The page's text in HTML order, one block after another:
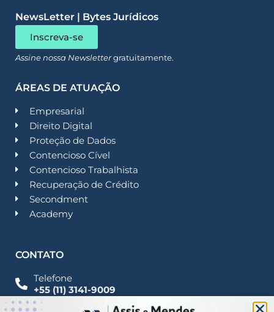
NewsLetter | Bytes Jurídicos
Inscreva-se
Assine nossa Newslettergratuitamente.
ÁREAS DE ATUAÇÃO
Empresarial
Direito Digital
Proteção de Dados
Contencioso Cível
Contencioso Trabalhista
Recuperação de Crédito
Secondment
Academy
CONTATO
Telefone
+55 (11) 3141-9009
Imprensa